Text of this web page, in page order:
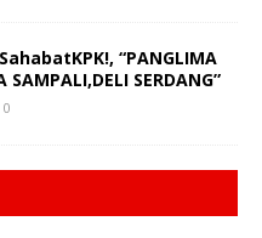
“PANGLIMA
SAMPALI,DELI SERDANG”
0